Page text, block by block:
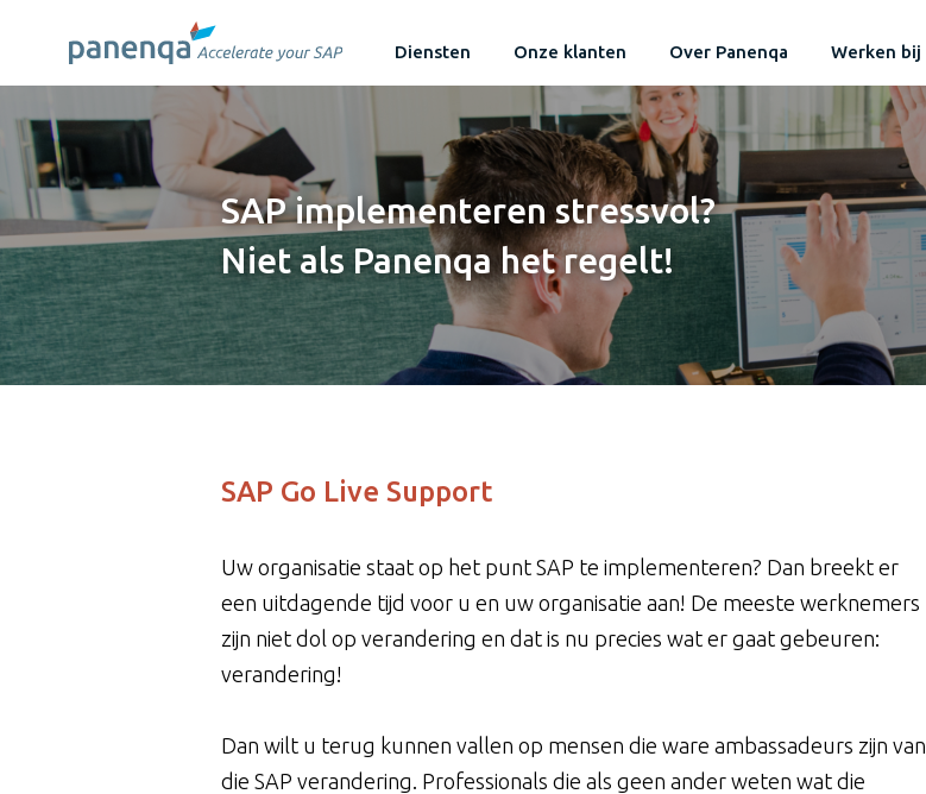
Diensten Onze klanten Over Panenqa Werken bij
SAP implementeren stressvol?
Niet als Panenqa het regelt!
SAP Go Live Support
Uw organisatie staat op het punt SAP te implementeren? Dan breekt er
een uitdagende tijd voor u en uw organisatie aan! De meeste werknemers
zijn niet dol op verandering en dat is nu precies wat er gaat gebeuren:
verandering!
Dan wilt u terug kunnen vallen op mensen die ware ambassadeurs zijn van
die SAP verandering. Professionals die als geen ander weten wat die